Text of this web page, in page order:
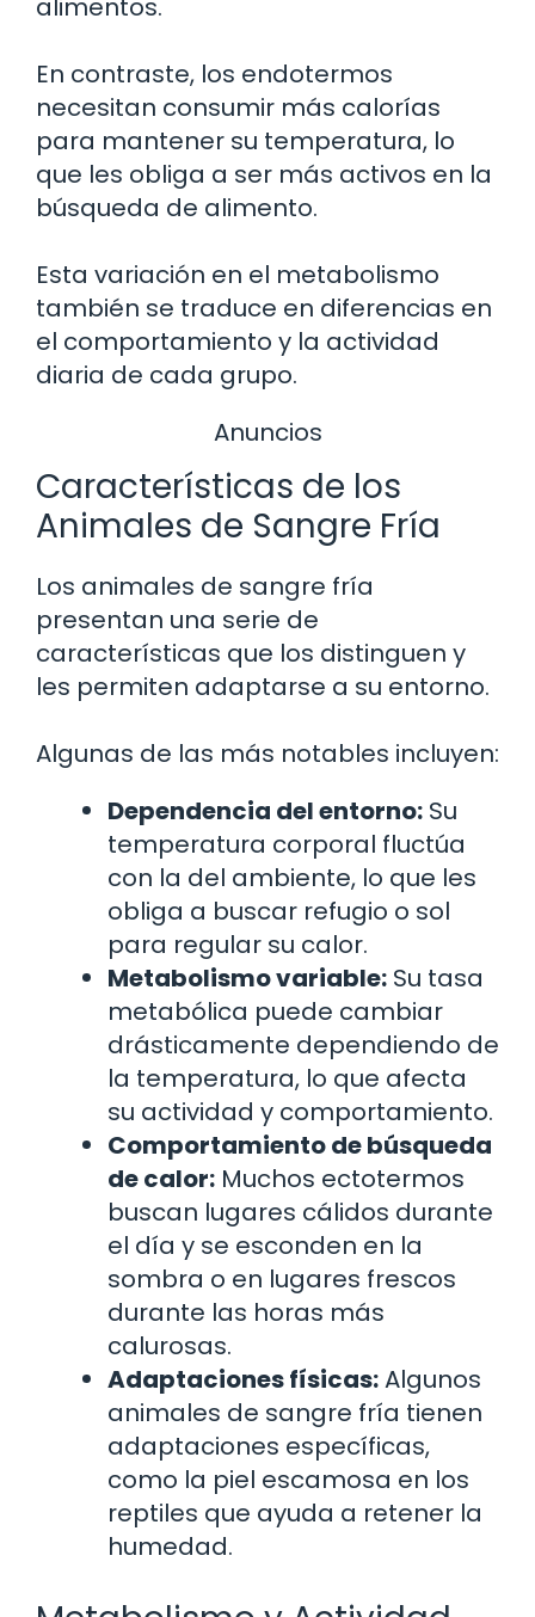
alimentos.
En contraste, los endotermos
necesitan consumir más calorías
para mantener su temperatura, lo
que les obliga a ser más activos en la
búsqueda de alimento.
Esta variación en el metabolismo
también se traduce en diferencias en
el comportamiento y la actividad
diaria de cada grupo.
Anuncios
Características de los
Animales de Sangre Fría
Los animales de sangre fría
presentan una serie de
características que los distinguen y
les permiten adaptarse a su entorno.
Algunas de las más notables incluyen:
Dependencia del entorno: Su
temperatura corporal fluctúa
con la del ambiente, lo que les
obliga a buscar refugio o sol
para regular su calor.
Metabolismo variable: Su tasa
metabólica puede cambiar
drásticamente dependiendo de
la temperatura, lo que afecta
su actividad y comportamiento.
Comportamiento de búsqueda
de calor: Muchos ectotermos
buscan lugares cálidos durante
el día y se esconden en la
sombra o en lugares frescos
durante las horas más
calurosas.
Adaptaciones físicas:Algunos
animales de sangre fría tienen
adaptaciones específicas,
como la piel escamosa en los
reptiles que ayuda a retener la
humedad.